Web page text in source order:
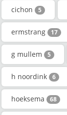
cichon 5
ermstrang 17
g mullem 5
h noordink 6
hoeksema 68